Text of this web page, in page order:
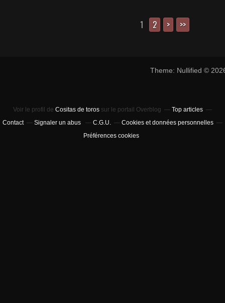
1 2 > >>
Theme: Nullified ©
Voir le profil de Cositas de toros sur le portail Overblog
Top articles
Contact
Signaler un abus C.G.U.
Cookies et données personnelles
Préférences cookies